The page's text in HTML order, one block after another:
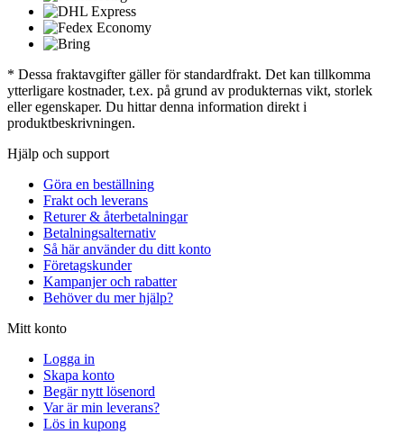
* Dessa fraktavgifter gäller för standardfrakt. Det kan tillkomma
ytterligare kostnader, t.ex. på grund av produkternas vikt, storlek
eller egenskaper. Du hittar denna information direkt i
produktbeskrivningen.
Hjälp och support
Göra en beställning
Frakt och leverans
Returer & återbetalningar
Betalningsalternativ
Så här använder du ditt konto
Företagskunder
Kampanjer och rabatter
Behöver du mer hjälp?
Mitt konto
Logga in
Skapa konto
Begär nytt lösenord
Var är min leverans?
Lös in kupong